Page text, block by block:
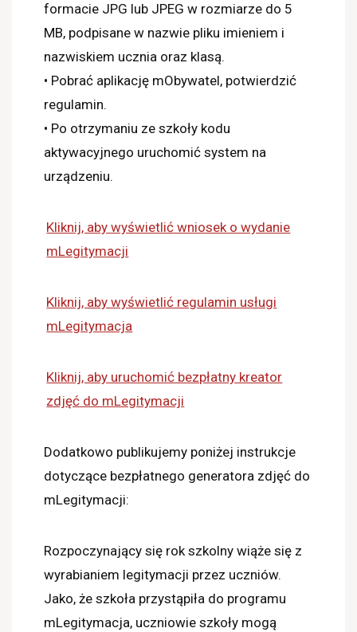
formacie JPG lub JPEG w rozmiarze do 5
MB, podpisane w nazwie pliku imieniem i
nazwiskiem ucznia oraz klasą.
• Pobrać aplikację mObywatel, potwierdzić
regulamin.
• Po otrzymaniu ze szkoły kodu
aktywacyjnego uruchomić system na
urządzeniu.
Kliknij, aby wyświetlić wniosek o wydanie
mLegitymacji
Kliknij, aby wyświetlić regulamin usługi
mLegitymacja
Kliknij, aby uruchomić bezpłatny kreator
zdjęć do mLegitymacji
Dodatkowo publikujemy poniżej instrukcje
dotyczące bezpłatnego generatora zdjęć do
mLegitymacji:
Rozpoczynający się rok szkolny wiąże się z
wyrabianiem legitymacji przez uczniów.
Jako, że szkoła przystąpiła do programu
mLegitymacja, uczniowie szkoły mogą